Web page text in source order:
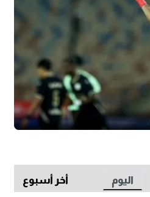
اليوم أخر أسبوع